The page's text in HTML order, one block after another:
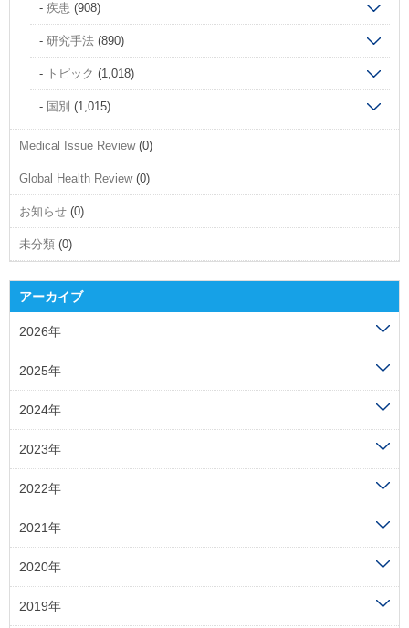
疾患 (908)
研究手法 (890)
トピック (1,018)
国別 (1,015)
Medical Issue Review(0)
Global Health Review(0)
お知らせ (0)
未分類 (0)
アーカイブ
2026年
2025年
2024年
2023年
2022年
2021年
2020年
2019年